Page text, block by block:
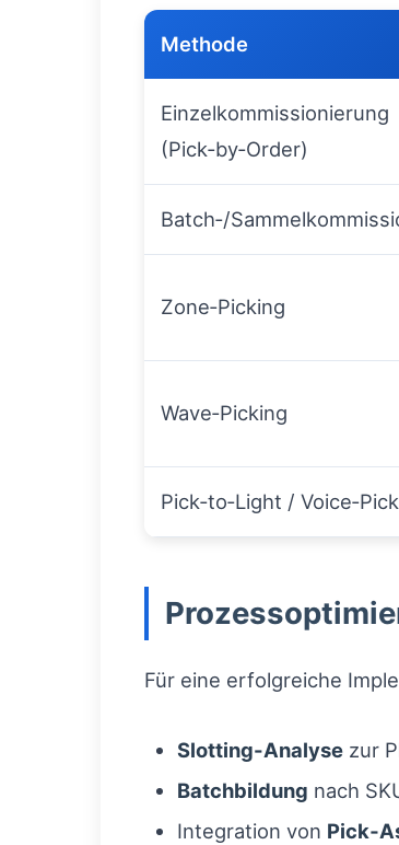
Methode
Einzelkommissionierung
(Pick‑by‑Order)
Batch‑/
Zone‑Picking
Wave‑Picking
Pick‑to‑Light /
Für eine erfolgreiche
Slotting-Analyse zur
Batchbildung nach
Integration von